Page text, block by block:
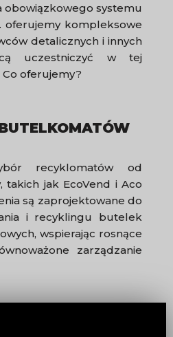
systemu
oferujemy kompleksowe
detalicznych i innych
uczestniczyć w tej
oferujemy?
recyklomatów od
takich jak EcoVend i Aco
są zaprojektowane do
i recyklingu butelek
wspierając rosnące
zarządzanie